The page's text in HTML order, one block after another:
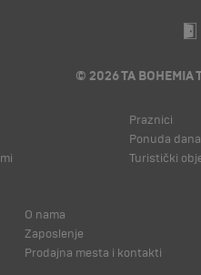
© 2026 TA BOHEMIA
Praznici
Ponuda dana
Turistički
O nama
Zaposlenje
Prodajna mesta i kontakti